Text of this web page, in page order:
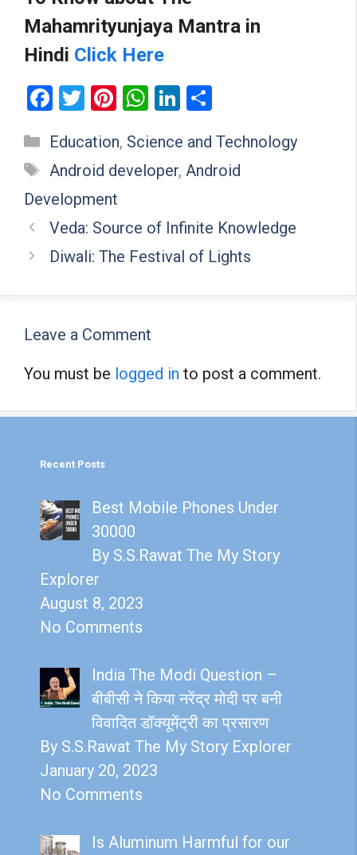
Mahamrityunjaya Mantra in
Hindi Click Here
F
ce
b
o
o
k
T
tt
er
Pi
er
es
t
W
at
s
p
p
Li
ke
dI
ar
e
Categories
Education, Science and Technology
Tags
Android developer, Android
Development
Veda: Source of Infinite Knowledge
Diwali: The Festival of Lights
Leave a Comment
You must be logged in to post a comment.
Recent Posts
Best Mobile Phones Under
30000
By S.S.Rawat The My Story
Explorer
August 8, 2023
No Comments
India The Modi Question –
बीबीसी ने किया नरेंद्र मोदी पर बनी
विवादित डॉक्यूमेंट्री का प्रसारण
By S.S.Rawat The My Story Explorer
January 20, 2023
No Comments
Is Aluminum Harmful for our